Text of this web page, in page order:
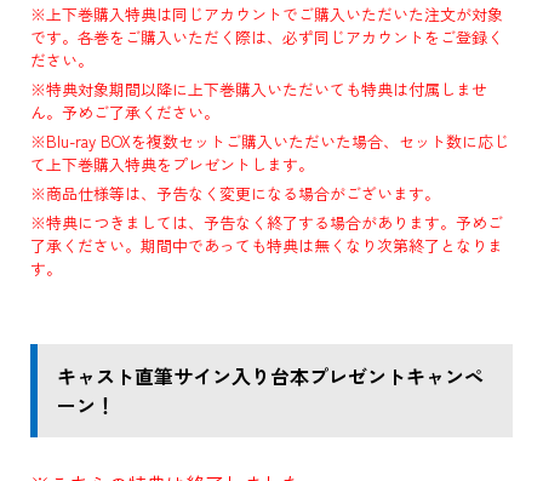
※上下巻購入特典は同じアカウントでご購入いただいた注文が対象
です。各巻をご購入いただく際は、必ず同じアカウントをご登録く
ださい。
※特典対象期間以降に上下巻購入いただいても特典は付属しませ
ん。予めご了承ください。
※Blu-ray BOXを複数セットご購入いただいた場合、セット数に応じ
て上下巻購入特典をプレゼントします。
※商品仕様等は、予告なく変更になる場合がございます。
※特典につきましては、予告なく終了する場合があります。予めご
了承ください。期間中であっても特典は無くなり次第終了となりま
す。
キャスト直筆サイン入り台本プレゼントキャンペ
ーン！